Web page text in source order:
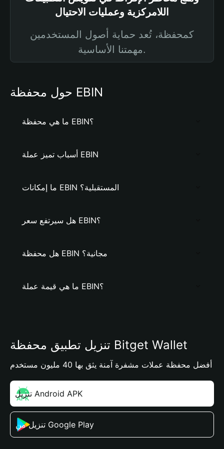
اللامركزية وعمليات الاحتيال
كمحفظة، تُعد حماية أصول المستخدمين
مهمتنا الأساسية.
حول محفظة EBIN
ما هي محفظة EBIN؟
أسباب تميز عملة EBIN
ما إمكانات EBIN المستقبلية؟
هل سيرتفع سعر EBIN؟
هل محفظة EBIN مجانية؟
ما هي قيمة عملة EBIN؟
تنزيل تطبيق محفظة Bitget Wallet
أفضل محفظة عملات مشفرة آمنة يثق بها 40 مليون مستخدم
تنزيل Android APK
تنزيل من Google Play